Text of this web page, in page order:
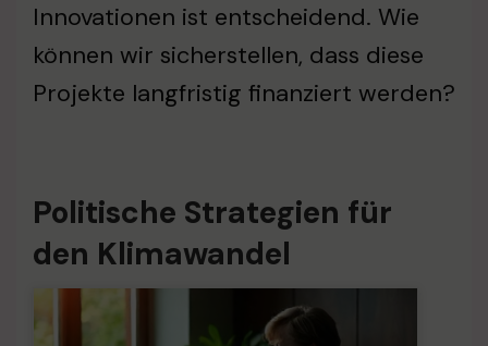
Innovationen ist entscheidend. Wie
können wir sicherstellen, dass diese
Projekte langfristig finanziert werden?
Politische Strategien für
den Klimawandel